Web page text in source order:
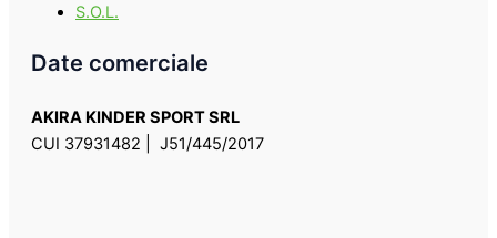
S.O.L.
Date comerciale
AKIRA KINDER SPORT SRL
CUI 37931482 | J51/445/2017